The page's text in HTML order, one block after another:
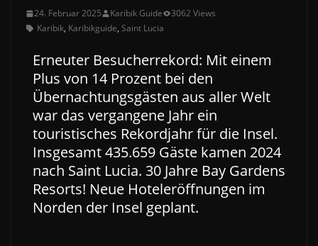
24. Februar 2025 Karibik Guide
3062 Views
Karibik, Karibikguide, Saint Lucia
Erneuter Besucherrekord: Mit einem
Plus von 14 Prozent bei den
Übernachtungsgästen aus aller Welt
war das vergangene Jahr ein
touristisches Rekordjahr für die Insel.
Insgesamt 435.659 Gäste kamen 2024
nach Saint Lucia. 30 Jahre Bay Gardens
Resorts! Neue Hoteleröffnungen im
Norden der Insel geplant.